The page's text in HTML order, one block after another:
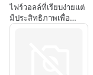
ไฟร์วอลล์ที่เรียบง่ายแต่
มีประสิทธิภาพเพื่อ
ปกป้องการเชื่อมต่อของ